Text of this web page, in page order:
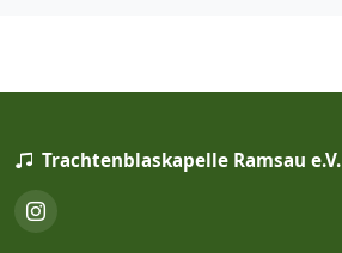
Trachtenblaskapelle Ramsau e.V.